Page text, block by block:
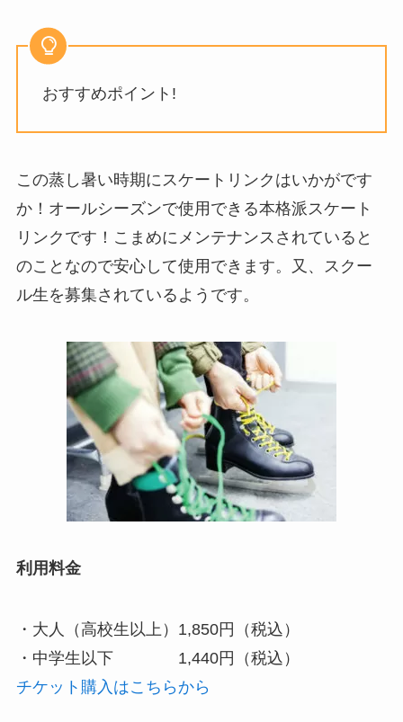
おすすめポイント!
この蒸し暑い時期にスケートリンクはいかがです
か！オールシーズンで使用できる本格派スケート
リンクです！こまめにメンテナンスされていると
のことなので安心して使用できます。又、スクー
ル生を募集されているようです。
利用料金
・大人（高校生以上）1,850円（税込）
・中学生以下 1,440円（税込）
チケット購入はこちらから